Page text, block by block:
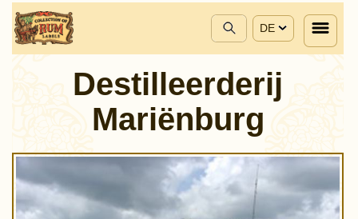
DE
Destilleerderij
Mariënburg